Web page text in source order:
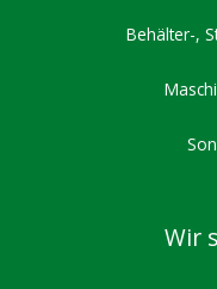
Behälter-,
Wir